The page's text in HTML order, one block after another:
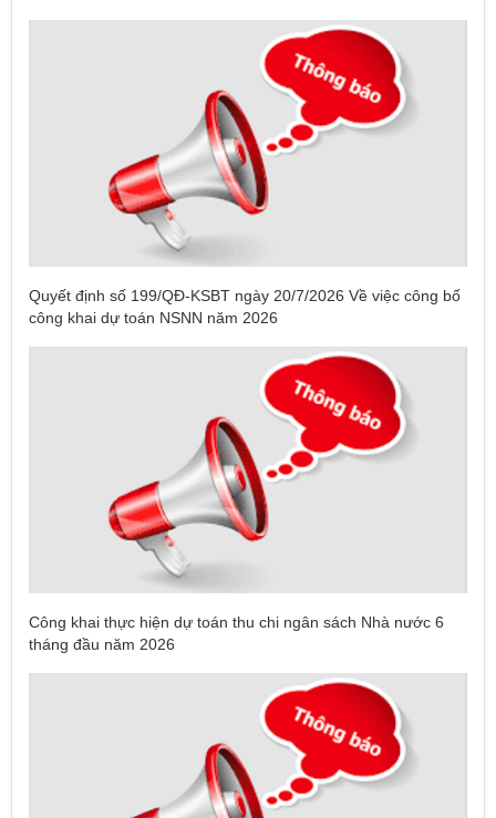
Quyết định số 199/QĐ-KSBT ngày 20/7/2026 Về việc công bố
công khai dự toán NSNN năm 2026
Công khai thực hiện dự toán thu chi ngân sách Nhà nước 6
tháng đầu năm 2026